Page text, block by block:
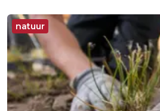
natuur